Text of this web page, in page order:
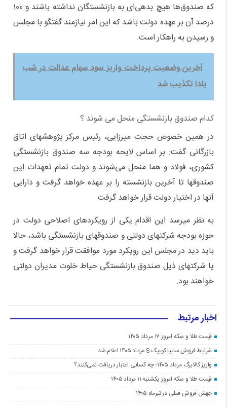
که صندوق‌ها هیچ بدهی‌ای به بازنشستگان نداشته باشند و 100
درصد آن بر عهده دولت باشد که این امر نیازمند گفتگو با مجلس
و رسیدن به راهکار است.
آخرین وضعیت پرداخت واریز سود سهام عدالت در شب
یلدا تکذیب شد
کدام صندوق بازنشستگی منحل می شوند ؟
در همین خصوص حجت میرزایی، رئیس مرکز پژوهشهای اتاق
بازرگانی گفت: بر اساس لایحه بودجه سه صندوق بازنشستگی
کشوری، فولاد و هما منحل می‌شوند و دولت تمام تعهدات این
صندوقها تا آخرین بازنشسته را بر عهده خواهد گرفت و دارایی
آنها در اختیار دولت قرار خواهد گرفت.
به نظر میرسد این اقدام یکی از رویکردهای اصلاحی دولت در
حوزه بودجه شرکتهای دولتی و صندوقهای بازنشستگی باشد، حالا
باید دید در مجلس این رویکرد مورد موافقت قرار خواهد گرفت و
یا شرکتهای ذیل صندوق بازنشستگی حیاط خلوت مدیران دولتی
خواهند بود.
اخبار مرتبط
قیمت طلا و سکه امروز ۱۷ مرداد ۱۴۰۵
شرایط فروش سایپا کوییک S مرداد ۱۴۰۵ اعلام شد
واریز کالابرگ مرداد ۱۴۰۵؛ چه کسانی اعتبار دریافت نمی‌کنند؟
قیمت طلا و سکه امروز یکشنبه ۱۱ مرداد ۱۴۰۵
جهش فروش فملی در تیرماه ۱۴۰۵